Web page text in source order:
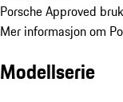
Porsche Approved
Mer informasjon om
Modellserie